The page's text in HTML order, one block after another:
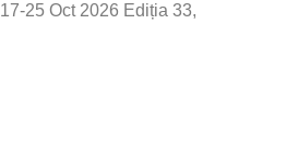
17-25 Oct 2026 Ediția 33,